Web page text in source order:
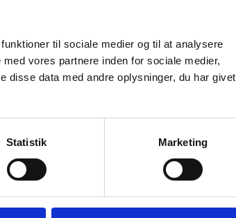
til sociale medier og til at analysere
vores partnere inden for sociale medier,
disse data med andre oplysninger, du har givet
Statistik Marketing